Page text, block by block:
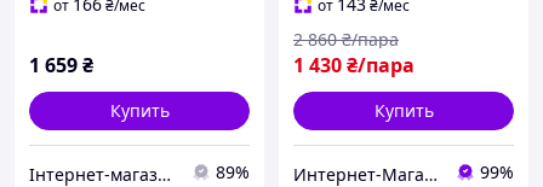
от ₴/мес
1 659₴
Купить
Інтернет-магазин OK Shop 89%
каблуке кожаные
от ₴/мес
1 430₴/пара
2 860 ₴/пара
Купить
Интернет-Магазин "ParkShoes" 99%